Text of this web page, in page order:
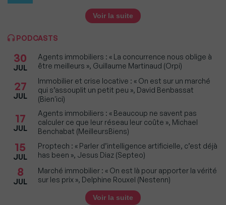
Voir la suite
PODCASTS
30
JUL
Agents immobiliers : « La concurrence nous oblige à
être meilleurs », Guillaume Martinaud (Orpi)
27
JUL
Immobilier et crise locative : « On est sur un marché
qui s’assouplit un petit peu », David Benbassat
(Bien'ici)
17
JUL
Agents immobiliers : « Beaucoup ne savent pas
calculer ce que leur réseau leur coûte », Michael
Benchabat (MeilleursBiens)
15
JUL
Proptech : « Parler d’intelligence artificielle, c’est déjà
has been », Jesus Diaz (Septeo)
8
JUL
Marché immobilier : « On est là pour apporter la vérité
sur les prix », Delphine Rouxel (Nestenn)
Voir la suite